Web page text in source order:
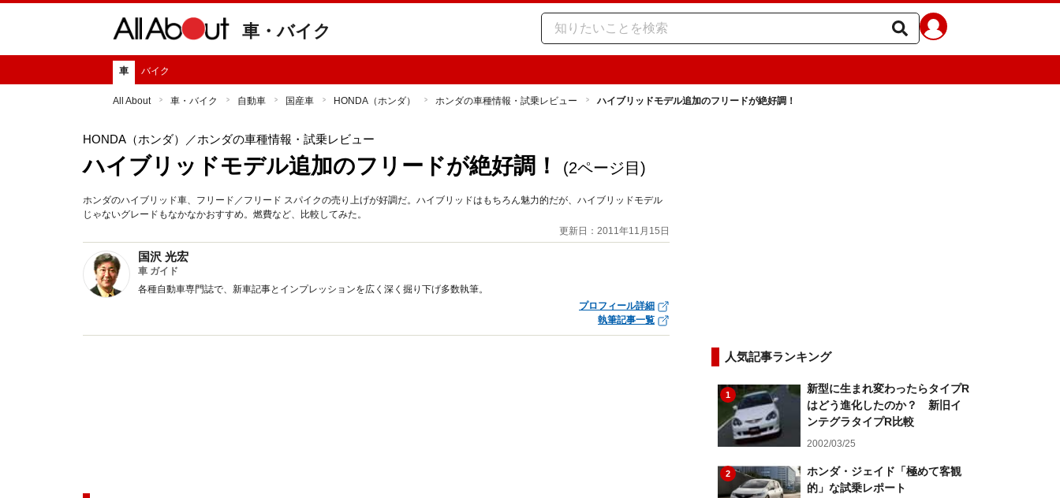
車・バイク
車 バイク
All About 車・バイク 自動車 国産車 HONDA（ホンダ） ホンダの車種情報・試乗レビュー ハイブリッドモデル追加のフリードが絶好調！
HONDA（ホンダ） ／ホンダの車種情報・試乗レビュー
ハイブリッドモデル追加のフリードが絶好調！ (2ページ目)
ホンダのハイブリッド車、フリード／フリード スパイクの売り上げが好調だ。ハイブリッドはもちろん魅力的だが、ハイブリッドモデル
じゃないグレードもなかなかおすすめ。燃費など、比較してみた。
更新日：2011年11月15日
国沢 光宏
車 ガイド
各種自動車専門誌で、新車記事とインプレッションを広く深く掘り下げ多数執筆。
プロフィール詳細
執筆記事一覧
人気記事ランキング
1
新型に生まれ変わったらタイプR
はどう進化したのか？ 新旧イ
ンテグラタイプR比較
2002/03/25
2
ホンダ・ジェイド「極めて客観
的」な試乗レポート